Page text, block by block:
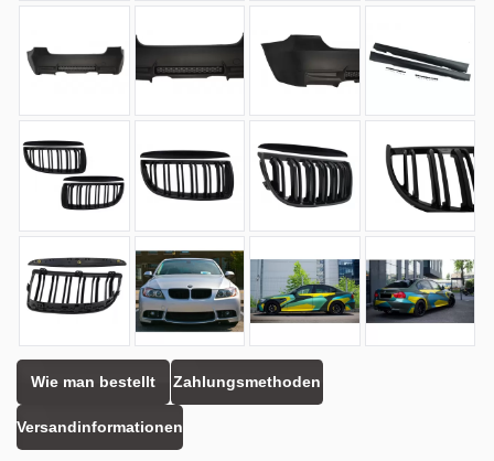
Wie man bestellt Zahlungsmethoden
Versandinformationen